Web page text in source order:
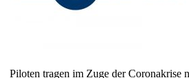
Piloten tragen im Zuge der Coronakrise